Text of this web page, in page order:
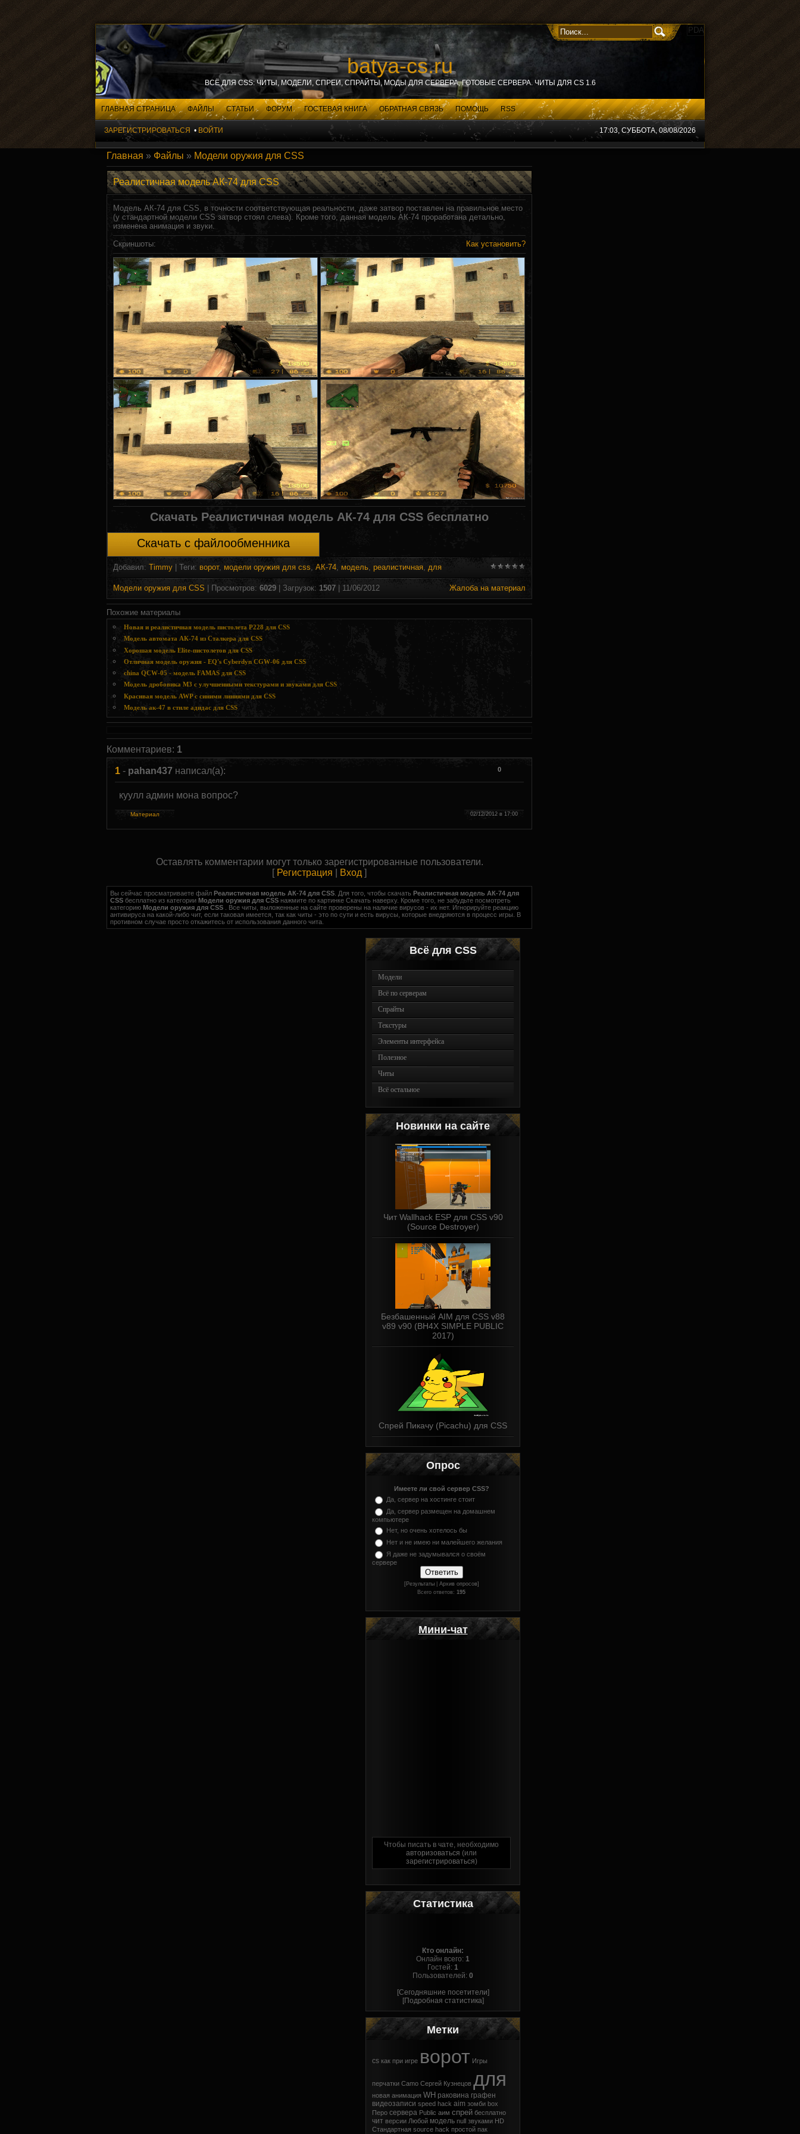
PDA
batya-cs.ru
ВСЁ ДЛЯ CSS: ЧИТЫ, МОДЕЛИ, СПРЕИ, СПРАЙТЫ, МОДЫ ДЛЯ СЕРВЕРА, ГОТОВЫЕ СЕРВЕРА. ЧИТЫ ДЛЯ CS 1.6
ГЛАВНАЯ СТРАНИЦА ФАЙЛЫ СТАТЬИ ФОРУМ ГОСТЕВАЯ КНИГА ОБРАТНАЯ СВЯЗЬ ПОМОЩЬ RSS
ЗАРЕГИСТРИРОВАТЬСЯ • ВОЙТИ 17:03, СУББОТА, 08/08/2026
Главная » Файлы » Модели оружия для CSS
Реалистичная модель АК-74 для CSS
Модель АК-74 для CSS, в точности соответствующая реальности, даже затвор поставлен на правильное место
(у стандартной модели CSS затвор стоял слева). Кроме того, данная модель АК-74 проработана детально,
изменена анимация и звуки.
Скриншоты:
Как установить?
Скачать Реалистичная модель АК-74 для CSS бесплатно
Скачать с файлообменника
Добавил: Timmy Теги: ворот, модели оружия для css, АК-74, модель, реалистичная, для
Модели оружия для CSS | Просмотров: 6029 Загрузок: 1507 | 11/06/2012 Жалоба на материал
Похожие материалы
Новая и реалистичная модель пистолета P228 для CSS
Модель автомата АК-74 из Сталкера для CSS
Хорошая модель Elite-пистолетов для CSS
Отличная модель оружия - EQ's Cyberdyn CGW-06 для CSS
china QCW-05 - модель FAMAS для CSS
Модель дробовика M3 с улучшенными текстурами и звуками для CSS
Красивая модель AWP с синими линиями для CSS
Модель ак-47 в стиле адидас для CSS
Комментариев: 1
0
1 - pahan437 написал(а):
куулл админ мона вопрос?
Материал 02/12/2012 в 17:00
Оставлять комментарии могут только зарегистрированные пользователи.
[ Регистрация Вход ]
Вы сейчас просматриваете файл Реалистичная модель АК-74 для CSS . Для того, чтобы скачать Реалистичная модель АК-74 для
CSS бесплатно из категории Модели оружия для CSS нажмите по картинке Скачать наверху. Кроме того, не забудьте посмотреть
категорию Модели оружия для CSS
. Все читы, выложенные на сайте проверены на наличие вирусов - их нет. Игнорируйте реакцию
антивируса на какой-либо чит, если таковая имеется, так как читы - это по сути и есть вирусы, которые внедряются в процесс игры. В
противном случае просто откажитесь от использования данного чита.
Всё для CSS
Модели
Всё по серверам
Спрайты
Текстуры
Элементы интерфейса
Полезное
Читы
Всё остальное
Новинки на сайте
Чит Wallhack ESP для CSS v90
(Source Destroyer)
Безбашенный AIM для CSS v88
v89 v90 (BH4X SIMPLE PUBLIC
2017)
Спрей Пикачу (Picachu) для CSS
Опрос
Имеете ли свой сервер CSS?
Да, сервер на хостинге стоит
Да, сервер размещен на домашнем
компьютере
Нет, но очень хотелось бы
Нет и не имею ни малейшего желания
Я даже не задумывался о своём
сервере
[Результаты| Архив опросов]
Всего ответов:195
Мини-чат
Чтобы писать в чате, необходимо
авторизоваться (или
зарегистрироваться)
Статистика
Кто онлайн:
Онлайн всего: 1
Гостей: 1
Пользователей: 0
[Сегодняшние посетители]
[Подробная статистика]
Метки
cs как при игре ворот Игры
перчатки Camo Сергей Кузнецов для
новая анимация WH раковина графен
видеозаписи speed hack aim зомби box
Перо сервера Public аим спрей бесплатно
чит версии Любой модель null звуками HD
Стандартная source hack простой пак